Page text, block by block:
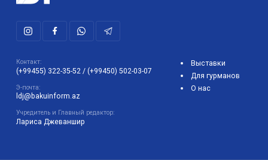
Контакт:
(+99455) 322-35-52 / (+99450) 502-03-07
Э-почта:
ldj@bakuinform.az
Учредитель и Главный редактор:
Лариса Джеваншир
Выставки
Для гурманов
О нас